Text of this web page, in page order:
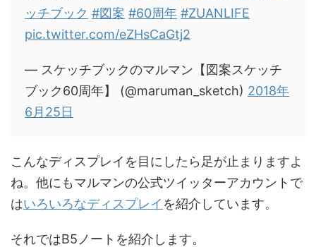
ッチブック #図案 #60周年 #ZUANLIFE
pic.twitter.com/eZHsCaGtj2
— スケッチブックのマルマン【図案スケッチ
ブック60周年】 (@maruman_sketch) 2018年
6月25日
こんなディスプレイを目にしたら足が止まりますよ
ね。他にもマルマンの公式ツイッターアカウントで
はいろいろなディスプレイ を紹介しています。
それではB5ノートを紹介します。